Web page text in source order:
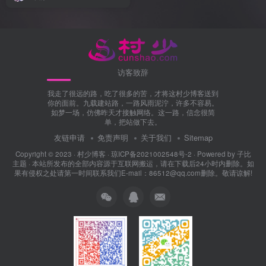
访客致辞
我走了很远的路，吃了很多的苦，才将这村少博客送到
你的面前。九载建站路，一路风雨泥泞，许多不容易。
如梦一场，仿佛昨天才接触网络。这一路，信念很简
单，把站做下去。
友链申请 免责声明 关于我们 Sitemap
Copyright © 2023 · 村少博客 · 琼ICP备2021002548号-2 · Powered by子比
主题 · 本站所发布的全部内容源于互联网搬运，请在下载后24小时内删除。如
果有侵权之处请第一时间联系我们E-mail：86512@qq.com删除。敬请谅解!